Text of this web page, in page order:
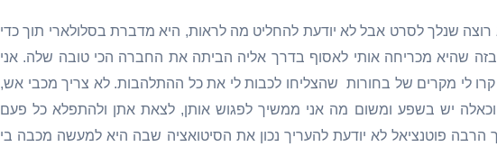
רוצה שנלך לסרט אבל לא יודעת להחליט מה לראות, היא מדברת בסלולארי תוך כדי
שהיא מכריחה אותי לאסוף בדרך אליה הביתה את החברה הכי טובה שלה. אני
קרו לי מקרים של בחורות שהצליחו לכבות לי את כל ההתלהבות. לא צריך מכבי אש,
יש בשפע ומשום מה אני ממשיך לפגוש אותן, לצאת אתן ולהתפלא כל פעם
פוטנציאל לא יודעת להעריך נכון את הסיטואציה שבה היא למעשה מכבה בי